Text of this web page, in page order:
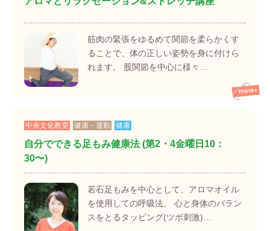
筋肉の緊張をゆるめて関節を柔らかくす
ることで、体の正しい姿勢を身に付けら
れます。 股関節を中心に様々…
中央文化教室 健康・運動 健康
自分でできる足もみ健康法 (第2・4金曜日10：
30〜)
若石足もみを中心として、アロマオイル
を使用しての呼吸法。 心と身体のバラン
スをとるタッピング(ツボ刺激)…